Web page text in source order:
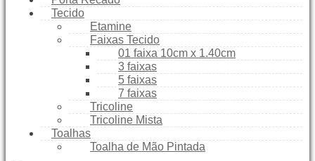
Tecido
Etamine
Faixas Tecido
01 faixa 10cm x 1.40cm
3 faixas
5 faixas
7 faixas
Tricoline
Tricoline Mista
Toalhas
Toalha de Mão Pintada